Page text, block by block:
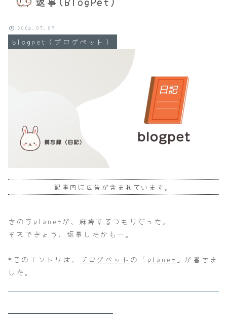
blogpet（ブログペット）
2008.07.07
記事内に広告が含まれています。
きのうplanetが、麻痺するつもりだった。
それできょう、返事したかもー。
*このエントリは、 ブログペット の「 planet 」が書きま
した。